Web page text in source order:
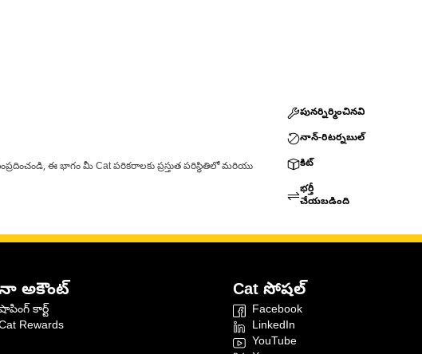
ఈ భాగం మీ Cat పరికరాలకు ప్రస్తుత పరిస్థితిలో మరియు
పునర్నిర్మించినవి
నాన్-రిటర్నబుల్
కిట్
భర్తీ
చేయబడింది
అకౌంట్
కార్ట్
Rewards
Cat సోషల్
Facebook
LinkedIn
YouTube